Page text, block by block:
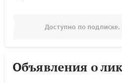
Доступно по подписке.
Объявления о